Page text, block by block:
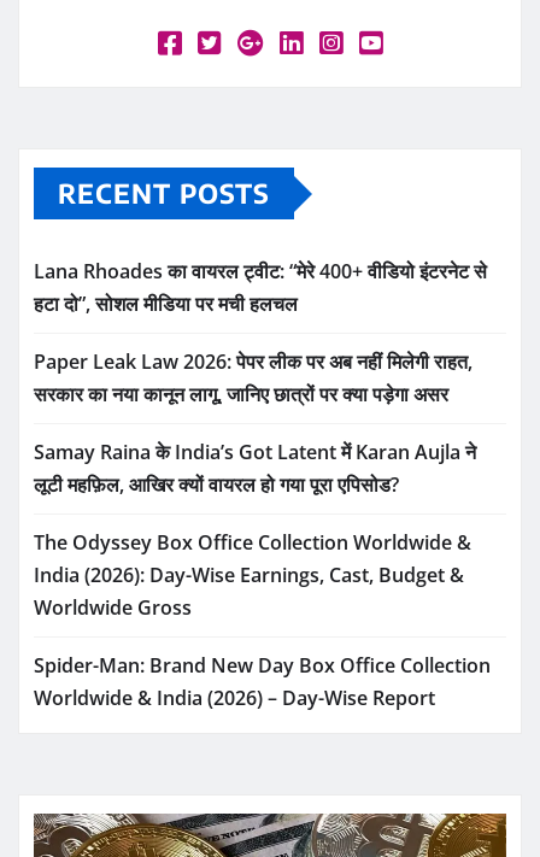
RECENT POSTS
Lana Rhoades का वायरल ट्वीट: “मेरे 400+ वीडियो इंटरनेट से
हटा दो”, सोशल मीडिया पर मची हलचल
Paper Leak Law 2026: पेपर लीक पर अब नहीं मिलेगी राहत,
सरकार का नया कानून लागू, जानिए छात्रों पर क्या पड़ेगा असर
Samay Raina के India’s Got Latent में Karan Aujla ने
लूटी महफ़िल, आखिर क्यों वायरल हो गया पूरा एपिसोड?
The Odyssey Box Office Collection Worldwide &
India (2026): Day-Wise Earnings, Cast, Budget &
Worldwide Gross
Spider-Man: Brand New Day Box Office Collection
Worldwide & India (2026) – Day-Wise Report